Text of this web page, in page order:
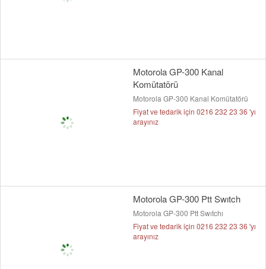
Motorola GP-300 Kanal
Komütatörü
Motorola GP-300 Kanal Komütatörü
Fiyat ve tedarik için 0216 232 23 36 'yı
arayınız
Motorola GP-300 Ptt Swıtch
Motorola GP-300 Ptt Swıtchı
Fiyat ve tedarik için 0216 232 23 36 'yı
arayınız